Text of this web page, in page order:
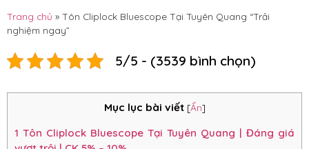
Trang chủ » Tôn Cliplock Bluescope Tại Tuyên Quang “Trải
nghiệm ngay”
5/5 - (3539 bình chọn)
Mục lục bài viết [Ẩn]
1 Tôn Cliplock Bluescope Tại Tuyên Quang | Đáng giá